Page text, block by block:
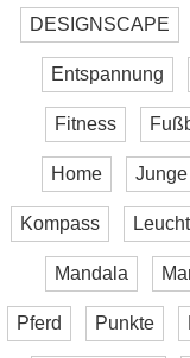
DESIGNSCAPE
Entspannung
Fitness
Home Junge
Kompass
Mandala
Pferd Punkte